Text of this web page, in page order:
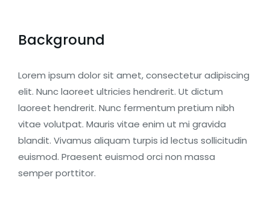
Background
Lorem ipsum dolor sit amet, consectetur adipiscing
elit. Nunc laoreet ultricies hendrerit. Ut dictum
laoreet hendrerit. Nunc fermentum pretium nibh
vitae volutpat. Mauris vitae enim ut mi gravida
blandit. Vivamus aliquam turpis id lectus sollicitudin
euismod. Praesent euismod orci non massa
semper porttitor.